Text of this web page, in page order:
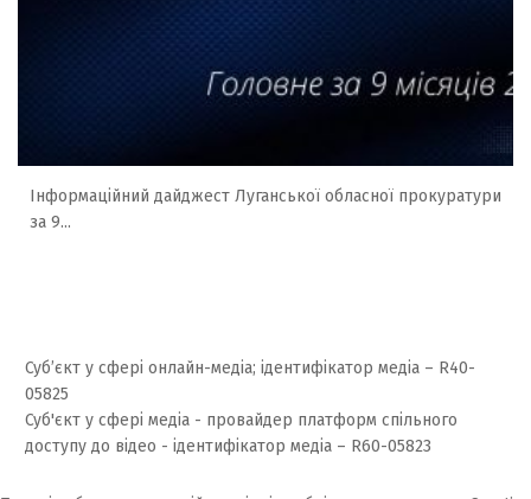
Інформаційний дайджест Луганської обласної прокуратури
за 9...
Суб’єкт у сфері онлайн-медіа; ідентифікатор медіа – R40-
05825
Суб'єкт у сфері медіа - провайдер платформ спільного
доступу до відео - ідентифікатор медіа – R60-05823